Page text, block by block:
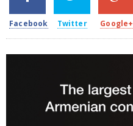
Facebook Twitter Google+